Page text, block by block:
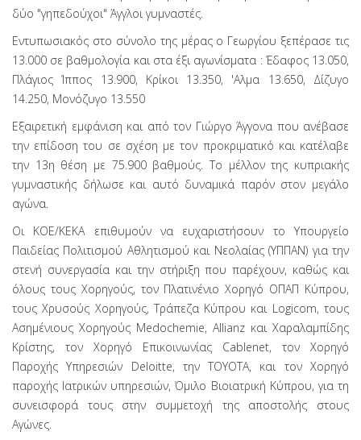
δύο "γηπεδούχοι" Άγγλοι γυμναστές.
Εντυπωσιακός στο σύνολο της μέρας ο Γεωργίου ξεπέρασε τις
13.000 σε βαθμολογία και στα έξι αγωνίσματα : Έδαφος 13.050,
Πλάγιος Ίππος 13.900, Κρίκοι 13.350, 'Αλμα 13.650, Δίζυγο
14.250, Μονόζυγο 13.550
Εξαιρετική εμφάνιση και από τον Γιώργο Άγγονα που ανέβασε
την επίδοση του σε σχέση με τον προκριματικό και κατέλαβε
την 13η θέση με 75.900 βαθμούς. Το μέλλον της κυπριακής
γυμναστικής δήλωσε και αυτό δυναμικά παρόν στον μεγάλο
αγώνα.
Οι ΚΟΕ/ΚΕΚΑ επιθυμούν να ευχαριστήσουν το Υπουργείο
Παιδείας Πολιτισμού Αθλητισμού και Νεολαίας (ΥΠΠΑΝ) για την
στενή συνεργασία και την στήριξη που παρέχουν, καθώς και
όλους τους Χορηγούς, τον Πλατινένιο Χορηγό ΟΠΑΠ Κύπρου,
τους Χρυσούς Χορηγούς, Τράπεζα Κύπρου και Logicom, τους
Ασημένιους Χορηγούς Medochemie, Allianz και Χαραλαμπίδης
Κρίστης, τον Χορηγό Επικοινωνίας Cablenet, τον Χορηγό
Παροχής Υπηρεσιών Deloitte, την TOYOTA, και τον Χορηγό
παροχής Ιατρικών υπηρεσιών, Όμιλο Βιοιατρική Κύπρου, για τη
συνεισφορά τους στην συμμετοχή της αποστολής στους
Αγώνες.